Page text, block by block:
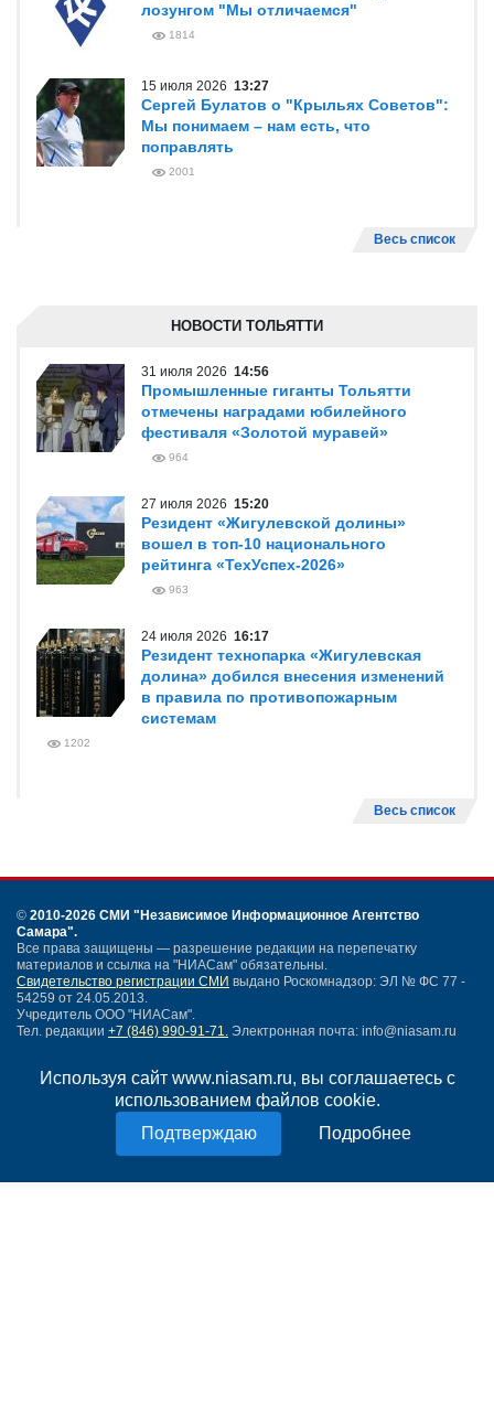
Используя сайт www.niasam.ru, вы соглашаетесь с
использованием файлов cookie.
Подробнее
лозунгом "Мы отличаемся"
1814
15 июля 2026 13:27
Сергей Булатов о "Крыльях Советов":
Мы понимаем – нам есть, что
поправлять
2001
Весь список
НОВОСТИ ТОЛЬЯТТИ
31 июля 2026 14:56
Промышленные гиганты Тольятти
отмечены наградами юбилейного
фестиваля «Золотой муравей»
964
27 июля 2026 15:20
Резидент «Жигулевской долины»
вошел в топ-10 национального
рейтинга «ТехУспех-2026»
963
24 июля 2026 16:17
Резидент технопарка «Жигулевская
долина» добился внесения изменений
в правила по противопожарным
системам
1202
Весь список
© 2010-2026 СМИ "Независимое Информационное Агентство
Самара".
Все права защищены — разрешение редакции на перепечатку
материалов и ссылка на "НИАСам" обязательны.
Свидетельство регистрации СМИ выдано Роскомнадзор: ЭЛ № ФС 77 -
54259 от 24.05.2013.
Учредитель ООО "НИАСам".
Тел. редакции +7 (846) 990-91-71. Электронная почта: info@niasam.ru
Карта сайта
Нашли ошибку?
Политика конфиденциальности
Согласие на обработку персональных данных